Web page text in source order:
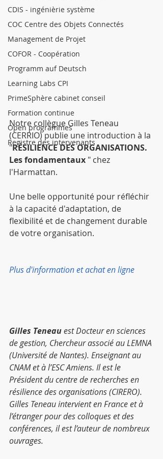
CDIS - ingénièrie système
COC Centre des Objets Connectés
Management de Projet
COFOR - Coopération
Programm auf Deutsch
Learning Labs CPI
PrimeSphère cabinet conseil
Formation continue
Open programmes
Registre des intervenants
Notre collègue Gilles Teneau
(CERRIO) publie une introduction à la
"RÉSILIENCE DES ORGANISATIONS.
Les fondamentaux " chez
l'Harmattan.
Une belle opportunité pour réfléchir
à la capacité d'adaptation, de
flexibilité et de changement durable
de votre organisation.
Plus d'information et achat en ligne
Gilles Teneau est Docteur en sciences
de gestion, Chercheur associé au LEMNA
(Université de Nantes). Enseignant au
CNAM et à l’ESC Amiens. Il est le
Président du centre de recherches en
résilience des organisations (CIRERO).
Gilles Teneau intervient en France et à
l’étranger pour des colloques et des
conférences, il est l’auteur de nombreux
ouvrages.